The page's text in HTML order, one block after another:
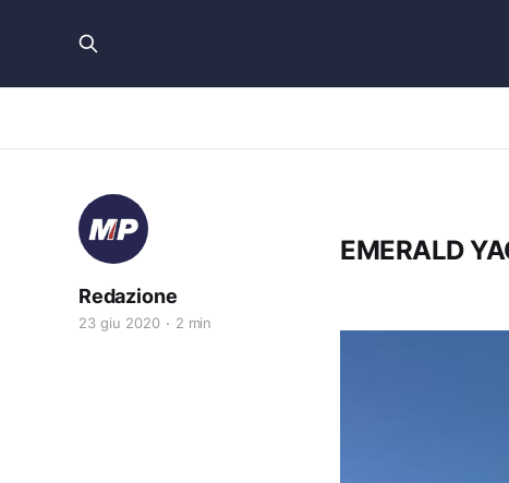
EMERALD
Redazione
23 giu 2020 2 min